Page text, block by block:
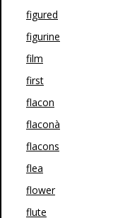
figured
figurine
film
first
flacon
flaconà
flacons
flea
flower
flute